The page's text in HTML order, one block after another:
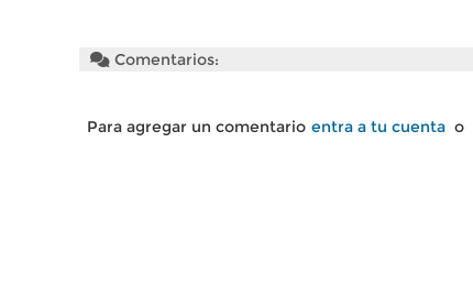
Comentarios:
Para agregar un comentario entra a tu cuenta o